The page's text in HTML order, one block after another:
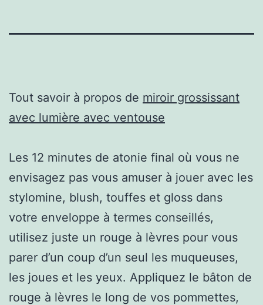
Tout savoir à propos de miroir grossissant
avec lumière avec ventouse
Les 12 minutes de atonie final où vous ne
envisagez pas vous amuser à jouer avec les
stylomine, blush, touffes et gloss dans
votre enveloppe à termes conseillés,
utilisez juste un rouge à lèvres pour vous
parer d’un coup d’un seul les muqueuses,
les joues et les yeux. Appliquez le bâton de
rouge à lèvres le long de vos pommettes,